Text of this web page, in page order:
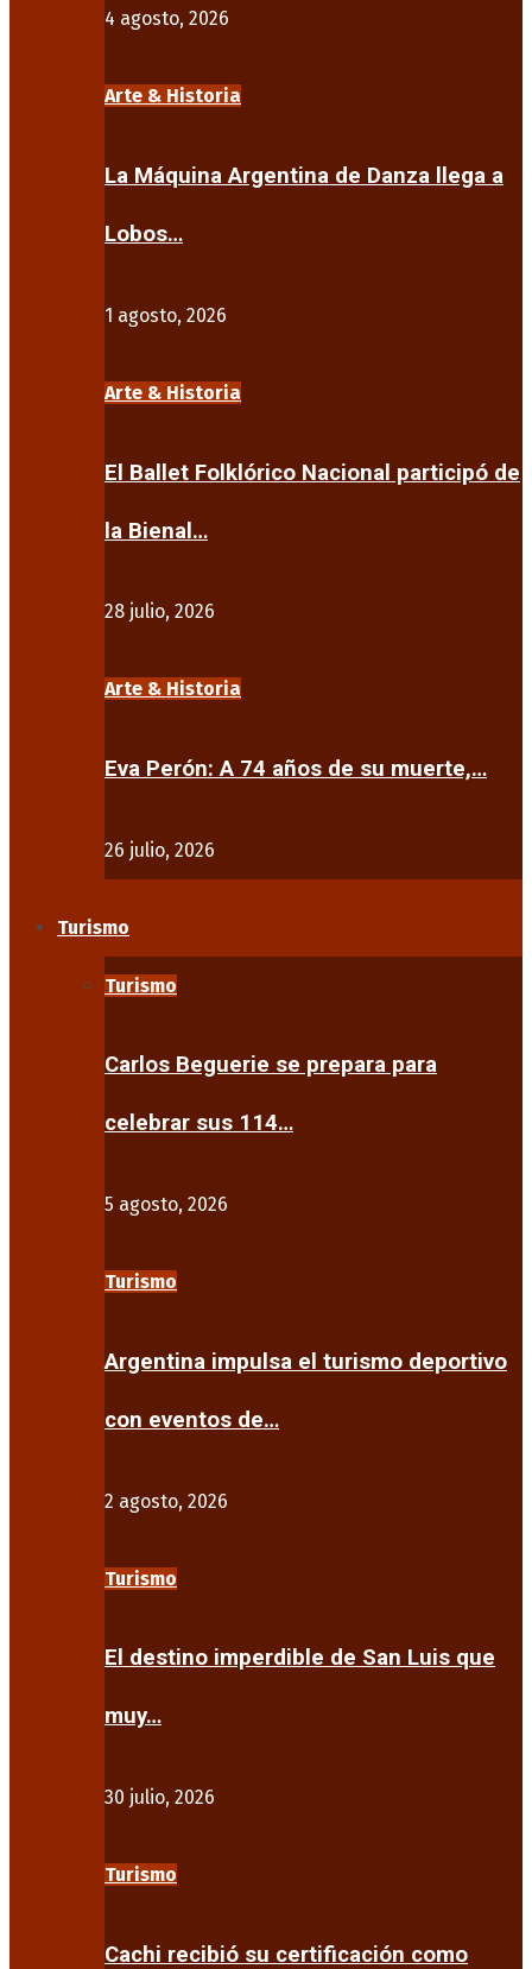
4 agosto, 2026
Arte & Historia
La Máquina Argentina de Danza llega a
Lobos…
1 agosto, 2026
Arte & Historia
El Ballet Folklórico Nacional participó de
la Bienal…
28 julio, 2026
Arte & Historia
Eva Perón: A 74 años de su muerte,…
26 julio, 2026
Turismo
Turismo
Carlos Beguerie se prepara para
celebrar sus 114…
5 agosto, 2026
Turismo
Argentina impulsa el turismo deportivo
con eventos de…
2 agosto, 2026
Turismo
El destino imperdible de San Luis que
muy…
30 julio, 2026
Turismo
Cachi recibió su certificación como